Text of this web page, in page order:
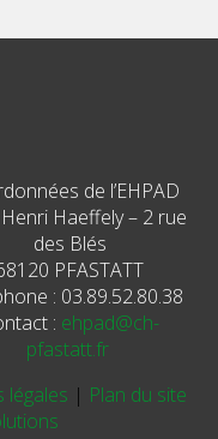
de l’EHPAD
Haeffely – 2 rue
des Blés
PFASTATT
: 03.89.52.80.38
: ehpad@ch-
pfastatt.fr
légales | Plan du site